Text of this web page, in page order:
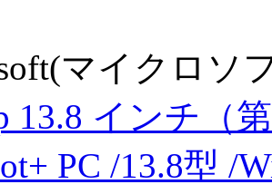
マイクロソ
13.8 インチ（
PC /13.8型 /